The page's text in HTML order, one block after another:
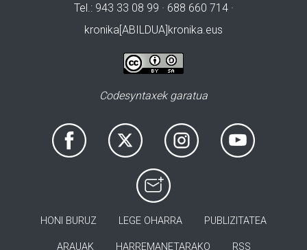
Tel.: 943 33 08 99 · 688 660 714 ·
kronika[ABILDUA]kronika.eus
Codesyntaxek garatua
HONI BURUZ LEGE OHARRA PUBLIZITATEA
ARAUAK HARREMANETARAKO RSS